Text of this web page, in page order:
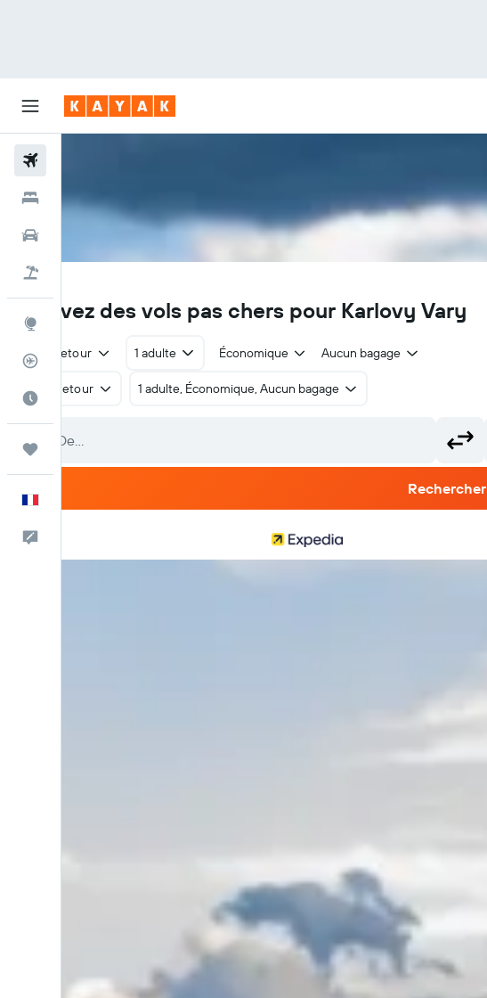
Hôtels
Explore
Suivi des vols
Meilleur moment pour voyager
Trips
KLV
Trouvez des vols pas chers pour Karlovy Vary
Aller-retour 1 adulte Économique Aucun bagage
Aller-retour 1 adulte, Économique, Aucun bagage
Rechercher